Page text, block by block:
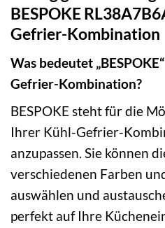
BESPOKE
Gefrier-Kombination
Was bedeutet
Gefrier-Kombination?
BESPOKE steht für die
Ihrer Kühl-Gefrier-
anzupassen. Sie können
verschiedenen Farben
auswählen und
perfekt auf Ihre